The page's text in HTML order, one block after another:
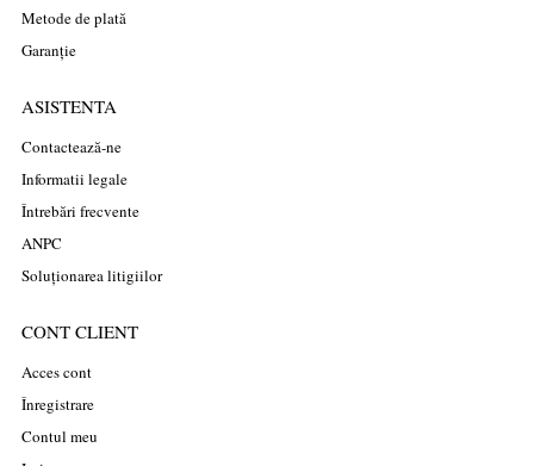
Metode de plată
Garanție
ASISTENTA
Contactează-ne
Informatii legale
Întrebări frecvente
ANPC
Soluționarea litigiilor
CONT CLIENT
Acces cont
Înregistrare
Contul meu